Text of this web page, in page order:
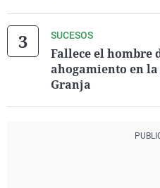
SUCESOS
Fallece el hombre
ahogamiento en
Granja